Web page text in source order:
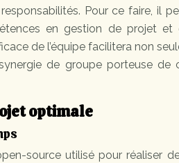
Pour ce faire, il
en gestion de projet et
de l’équipe facilitera non
de groupe porteuse de
optimale
source utilisé pour réaliser